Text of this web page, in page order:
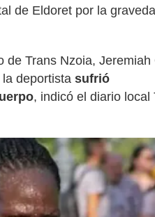
de Eldoret por la
de Trans Nzoia, Jeremiah
deportista sufrió
, indicó el diario local